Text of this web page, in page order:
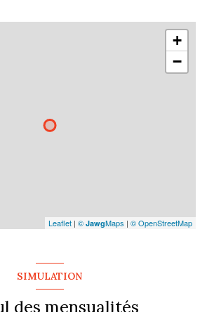
+
−
Leaflet | © JawgMaps | © OpenStreetMap
SIMULATION
des mensualités